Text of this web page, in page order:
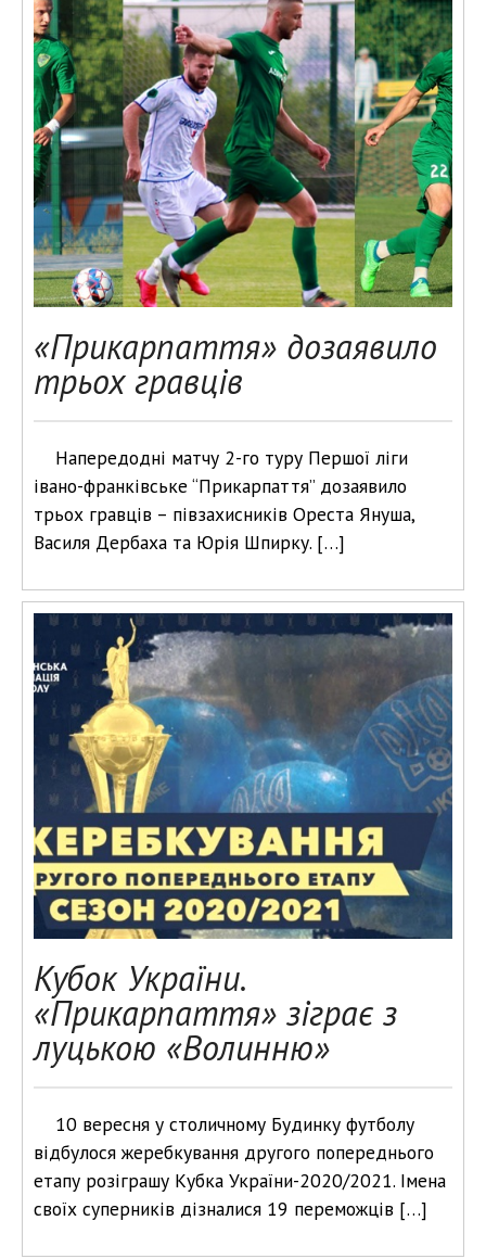
«Прикарпаття» дозаявило
трьох гравців
Напередодні матчу 2-го туру Першої ліги
івано-франківське “Прикарпаття” дозаявило
трьох гравців – півзахисників Ореста Януша,
Василя Дербаха та Юрія Шпирку. […]
Кубок України.
«Прикарпаття» зіграє з
луцькою «Волинню»
10 вересня у столичному Будинку футболу
відбулося жеребкування другого попереднього
етапу розіграшу Кубка України-2020/2021. Імена
своїх суперників дізналися 19 переможців […]